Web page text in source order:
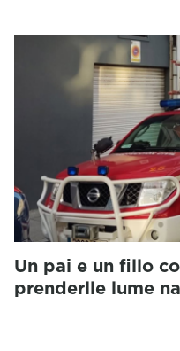
Un pai e un fillo
prenderlle lume